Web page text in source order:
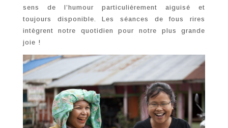
sens de l’humour particulièrement aiguisé et
toujours disponible. Les séances de fous rires
intègrent notre quotidien pour notre plus grande
joie !